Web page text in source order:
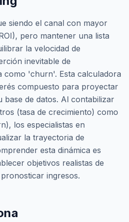
siendo el canal con mayor
pero mantener una lista
la velocidad de
inevitable de
como 'churn'. Esta calculadora
compuesto para proyectar
base de datos. Al contabilizar
(tasa de crecimiento) como
los especialistas en
la trayectoria de
esta dinámica es
objetivos realistas de
ingresos.